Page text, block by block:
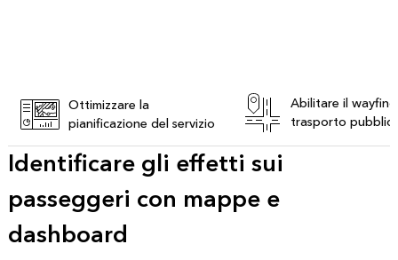
Ottimizzare la
pianificazione del servizio
Abilitare il
trasporto
Identificare gli effetti sui
passeggeri con mappe e
dashboard